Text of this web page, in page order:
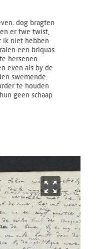
dog bragten
er twe twist,
ik niet hebben
een briquas
hersenen
even als by de
swemende
te houden
geen schaap